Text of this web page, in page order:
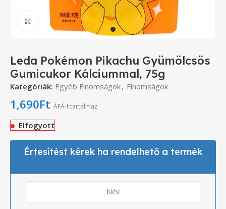
Click to enlarge
Leda Pokémon Pikachu Gyümölcsös
Gumicukor Kálciummal, 75g
Kategóriák: Egyéb Finomságok, Finomságok
1,690Ft ÁFÁ-t tartalmaz
Elfogyott
Értesítést kérek ha rendelhető a termék